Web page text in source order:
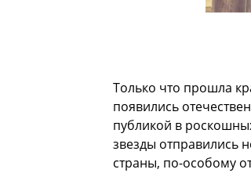
Только что прошла
появились
публикой в
звезды отправились
страны, по-особому